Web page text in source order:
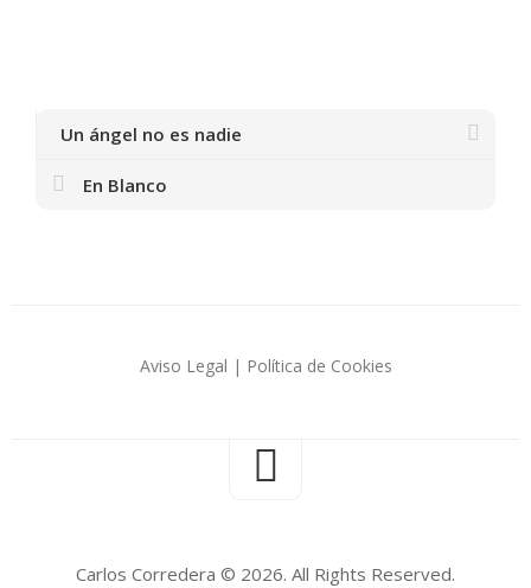
Un ángel no es nadie
En Blanco
Aviso Legal | Política de Cookies
Carlos Corredera © 2026. All Rights Reserved.